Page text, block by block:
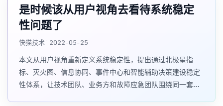
是时候该从用户视角去看待系统稳定
性问题了
快猫技术 · 2022-05-25
本文从用户视角重新定义系统稳定性，提出通过北极星指
标、灭火图、信息协同、事件中心和智能辅助决策建设稳定
性体系，让技术团队、业务方和故障应急团队围绕同一套可